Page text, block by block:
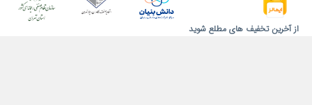
از آخرین تخفیف های مطلع شوید